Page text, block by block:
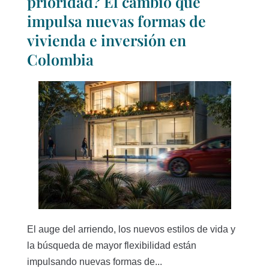
impulsa nuevas formas de
vivienda e inversión en
Colombia
El auge del arriendo, los nuevos estilos de vida y
la búsqueda de mayor flexibilidad están
impulsando nuevas formas de...